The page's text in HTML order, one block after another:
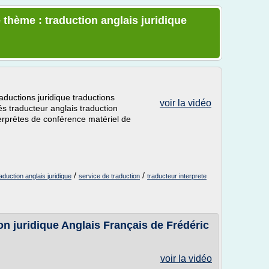
: traduction anglais juridique
voir la vidéo
juridique traductions
traducteur anglais traduction
de conférence matériel de
anglais juridique / service de traduction / traducteur interprete
juridique Anglais Français de Frédéric
voir la vidéo